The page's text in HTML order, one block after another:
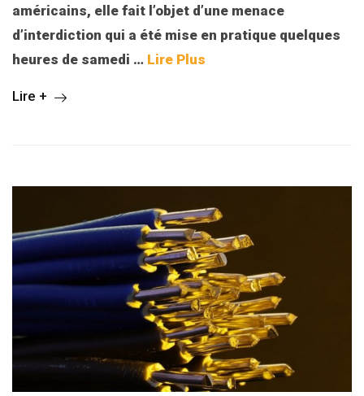
américains, elle fait l’objet d’une menace
d’interdiction qui a été mise en pratique quelques
heures de samedi … Lire Plus
Lire +